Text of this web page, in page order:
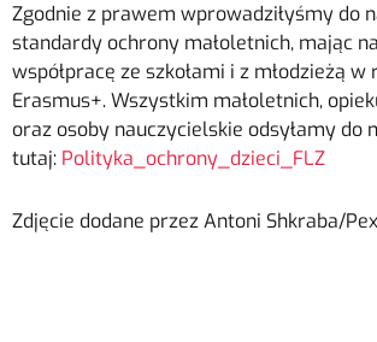
Zgodnie z prawem wprowadziłyśmy do
standardy ochrony małoletnich, mając
współpracę ze szkołami i z młodzieżą w
Erasmus+. Wszystkim małoletnich,
oraz osoby nauczycielskie odsyłamy do
tutaj: Polityka_ochrony_dzieci_FLZ
Zdjęcie dodane przez Antoni Shkraba/